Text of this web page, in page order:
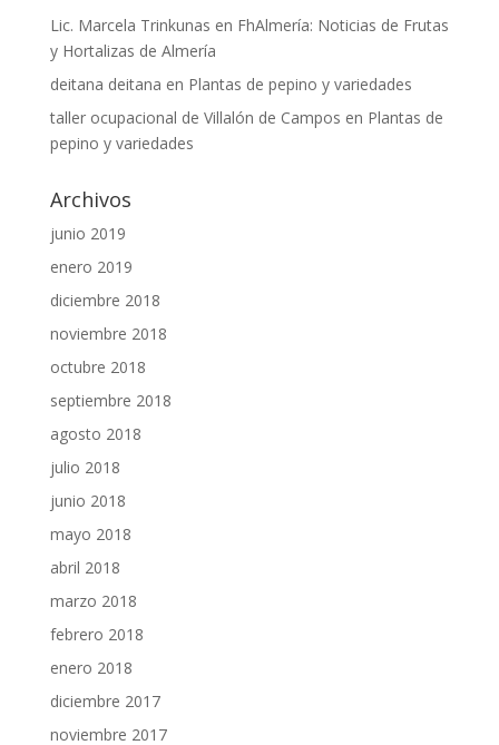
Lic. Marcela Trinkunas en FhAlmería: Noticias de Frutas
y Hortalizas de Almería
deitana deitana en Plantas de pepino y variedades
taller ocupacional de Villalón de Campos en Plantas de
pepino y variedades
Archivos
junio 2019
enero 2019
diciembre 2018
noviembre 2018
octubre 2018
septiembre 2018
agosto 2018
julio 2018
junio 2018
mayo 2018
abril 2018
marzo 2018
febrero 2018
enero 2018
diciembre 2017
noviembre 2017